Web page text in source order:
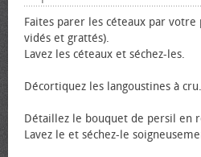
Faites parer les céteaux par votre
vidés et grattés).
Lavez les céteaux et séchez-les.
Décortiquez les langoustines à cru.
Détaillez le bouquet de persil en
Lavez le et séchez-le